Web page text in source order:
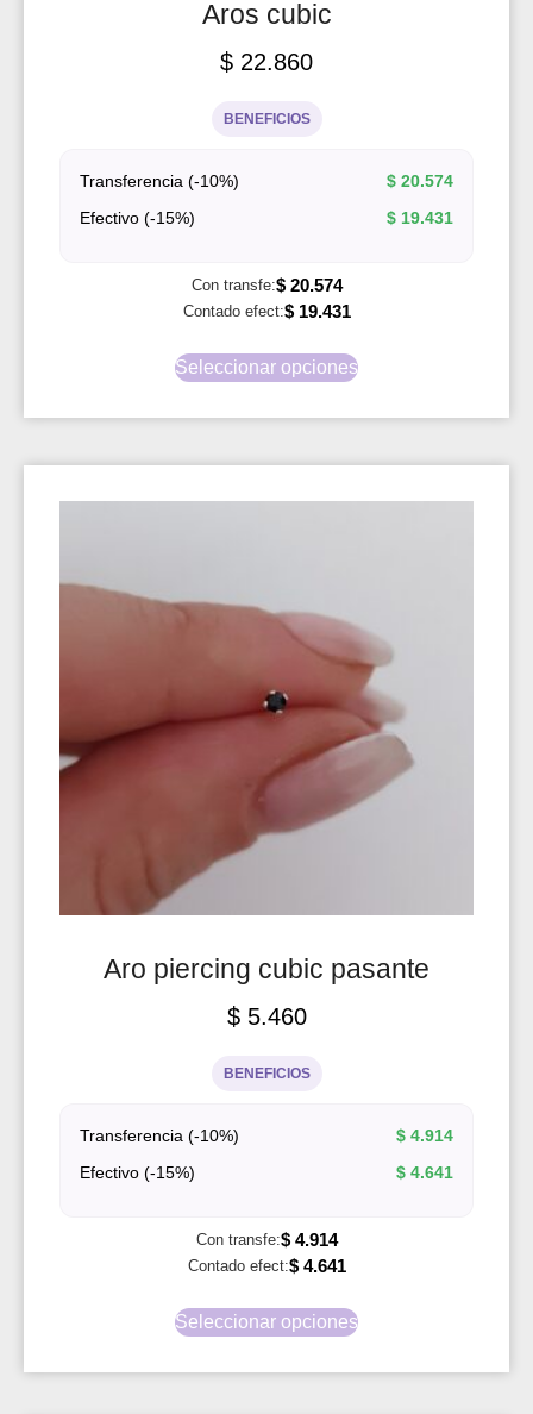
Aros cubic
$ 22.860
BENEFICIOS
Transferencia (-10%) $ 20.574
Efectivo (-15%)
$ 19.431
Con transfe:$20.574
Contado efect:$19.431
Seleccionar opciones
Aro piercing cubic pasante
$5.460
BENEFICIOS
Transferencia (-10%) $ 4.914
Efectivo (-15%)
$ 4.641
Con transfe:$4.914
Contado efect:$4.641
Seleccionar opciones